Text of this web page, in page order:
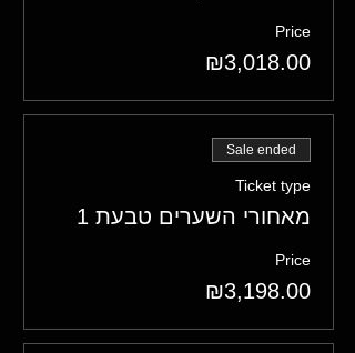
Price
₪3,018.00
Sale ended
Ticket type
מאחורי השערים טבעת 1
Price
₪3,198.00